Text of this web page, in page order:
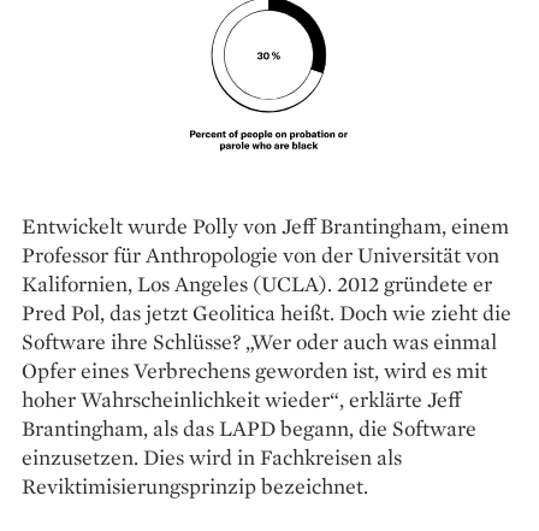
Entwickelt wurde Polly von Jeff ­Brantingham, einem
Professor für Anthropologie von der Universität von
Kalifornien, Los Angeles (UCLA). 2012 gründete er
Pred Pol, das jetzt Geolitica heißt. Doch wie zieht die
Software ihre Schlüsse? „Wer oder auch was einmal
Opfer eines Verbrechens geworden ist, wird es mit
hoher Wahrscheinlichkeit wieder“, erklärte Jeff
Brantingham, als das LAPD begann, die Software
einzusetzen. Dies wird in Fachkreisen als
Reviktimisierungsprinzip bezeichnet.